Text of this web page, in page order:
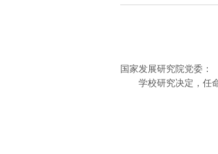
国家发展研究院党委：
学校研究决定，任